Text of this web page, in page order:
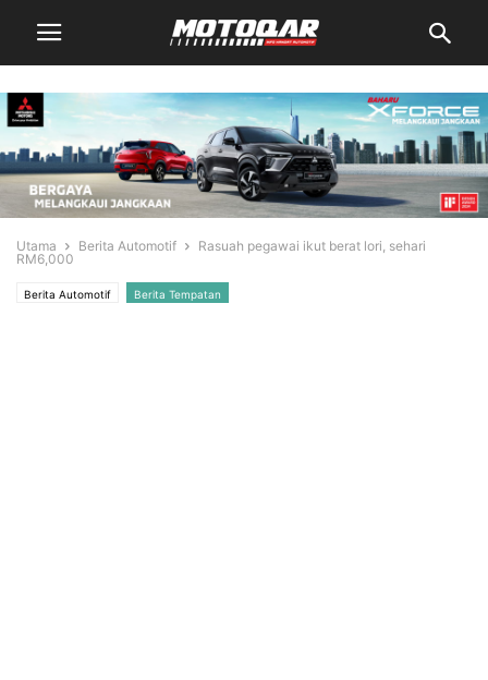
Utama Berita Automotif
Rasuah pegawai ikut berat lori, sehari
RM6,000
Berita Automotif Berita Tempatan